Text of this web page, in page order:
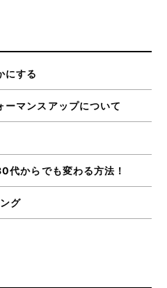
にする
ーマンスアップについて
代からでも変わる方法！
グ